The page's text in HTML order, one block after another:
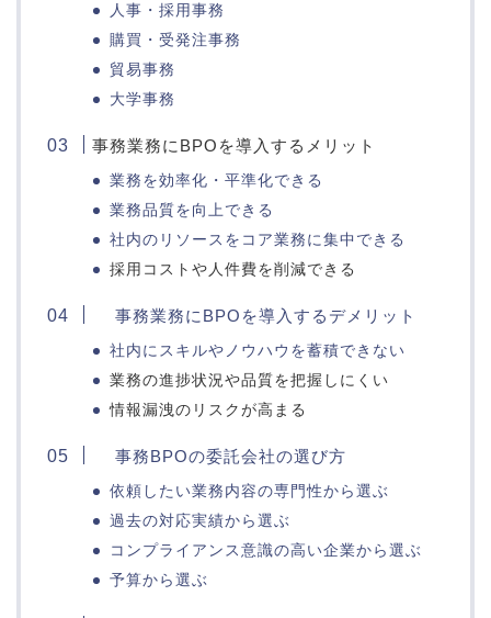
人事・採用事務
購買・受発注事務
貿易事務
大学事務
事務業務にBPOを導入するメリット
業務を効率化・平準化できる
業務品質を向上できる
社内のリソースをコア業務に集中できる
採用コストや人件費を削減できる
事務業務にBPOを導入するデメリット
社内にスキルやノウハウを蓄積できない
業務の進捗状況や品質を把握しにくい
情報漏洩のリスクが高まる
事務BPOの委託会社の選び方
依頼したい業務内容の専門性から選ぶ
過去の対応実績から選ぶ
コンプライアンス意識の高い企業から選ぶ
予算から選ぶ